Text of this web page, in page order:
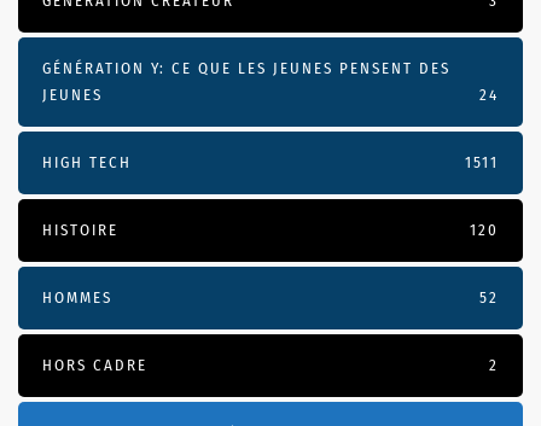
GÉNÉRATION Y: CE QUE LES JEUNES PENSENT DES
JEUNES
24
HIGH TECH 1511
HISTOIRE 120
HOMMES 52
HORS CADRE 2